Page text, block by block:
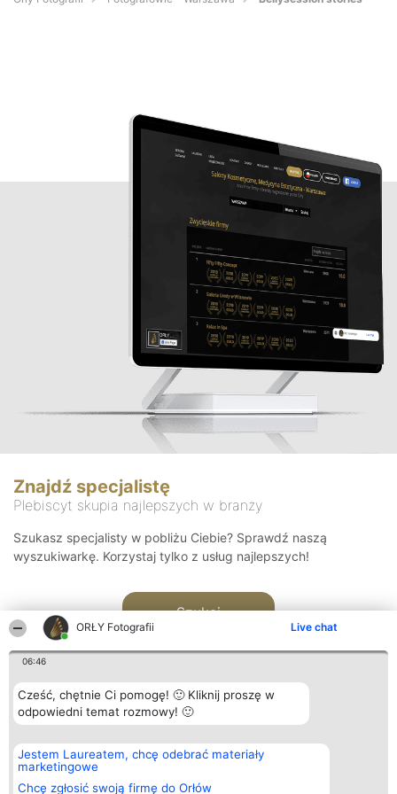
ORŁY Fotografii Live chat
06:46
Cześć, chętnie Ci pomogę! 🙂 Kliknij proszę w
odpowiedni temat rozmowy! 🙂
Jestem Laureatem, chcę odebrać materiały
marketingowe
Chcę zgłosić swoją firmę do Orłów
Znajdź specjalistę
Plebiscyt skupia najlepszych w branży
Szukasz specjalisty w pobliżu Ciebie? Sprawdź naszą
wyszukiwarkę. Korzystaj tylko z usług najlepszych!
Szukaj
Organizator plebiscytu
Bright Side Solutions sp. z o.
o. sp. k.
ul. Ruska 22
Plebiscyt
Laureaci
wszystkich
Kontakt
Kontakt